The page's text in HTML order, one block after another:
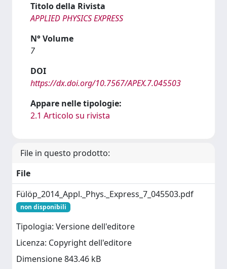
Titolo della Rivista
APPLIED PHYSICS EXPRESS
N° Volume
7
DOI
https://dx.doi.org/10.7567/APEX.7.045503
Appare nelle tipologie:
2.1 Articolo su rivista
File in questo prodotto:
File
Fülöp_2014_Appl._Phys._Express_7_045503.pdf
non disponibili
Tipologia: Versione dell'editore
Licenza: Copyright dell'editore
Dimensione 843.46 kB